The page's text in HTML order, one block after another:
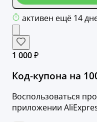
активен ещё 14
1 000 ₽
Код-купона на
Воспользоваться
приложении